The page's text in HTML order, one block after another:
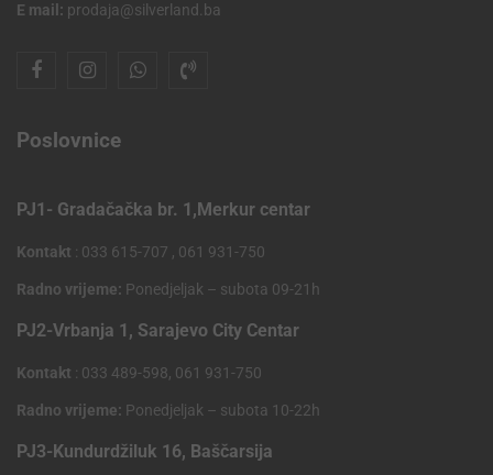
E mail: prodaja@silverland.ba
Poslovnice
PJ1- Gradačačka br. 1,Merkur centar
Kontakt : 033 615-707 , 061 931-750
Radno vrijeme: Ponedjeljak – subota 09-21h
PJ2-Vrbanja 1, Sarajevo City Centar
Kontakt : 033 489-598, 061 931-750
Radno vrijeme: Ponedjeljak – subota 10-22h
PJ3-Kundurdžiluk 16, Baščarsija